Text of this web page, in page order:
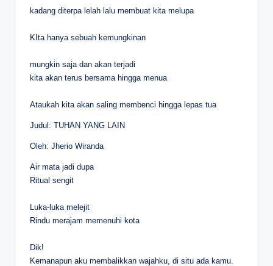
kadang diterpa lelah lalu membuat kita melupa
KIta hanya sebuah kemungkinan
mungkin saja dan akan terjadi
kita akan terus bersama hingga menua
Ataukah kita akan saling membenci hingga lepas tua
Judul: TUHAN YANG LAIN
Oleh: Jherio Wiranda
Air mata jadi dupa
Ritual sengit
Luka-luka melejit
Rindu merajam memenuhi kota
Dik!
Kemanapun aku membalikkan wajahku, di situ ada kamu.